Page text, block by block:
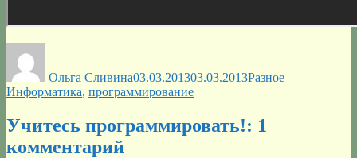
Ольга Сливина03.03.201303.03.2013Разное
Информатика, программирование
Учитесь программировать!: 1
комментарий